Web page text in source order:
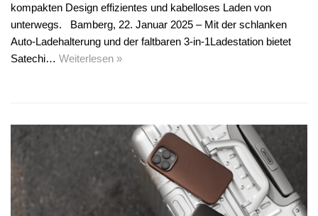
kompakten Design effizientes und kabelloses Laden von
unterwegs. Bamberg, 22. Januar 2025 – Mit der schlanken
Auto-Ladehalterung und der faltbaren 3-in-1Ladestation bietet
Satechi… Weiterlesen »